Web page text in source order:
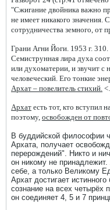
"Сжигание двойника важно
не имеет никакого
сотрудничества земного, от
Грани Агни Йоги. 1953 г. 310.
Семиструнная лира духа
или духоматерии, и звучит с
человеческий. Его тонкие
Архат – повелитель стихий.
Архат есть тот, кто
поэтому, освобожден от
В буддийской философии
Архата, получает
перерождений". Никто и
он никому не
себе, а только Великому
Архат достигает
сознание на всех четырёх
он соединяет 4, 5 и 7